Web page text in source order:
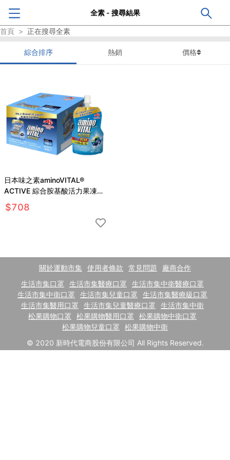
全素 - 搜尋結果
首頁 > 正在搜尋全素
綜合排序 熱銷 價格
日本味之素aminoVITAL®
ACTIVE 綜合胺基酸活力果凍
12包裝 100g*12包
$708
關於運動市集 使用者條款 常見問題
廠商合作
生活市集口罩
生活市集醫療口罩
生活市集中衛醫療口罩
生活市集中衛口罩
生活市集兒童口罩
生活市集醫療級口罩
生活市集醫用口罩
生活市集兒童醫療口罩
生活市集中衛
松果購物口罩
松果購物醫用口罩
松果購物中衛口罩
松果購物兒童口罩
松果購物中衛
© 2020 新時代電商股份有限公司 All Rights Reserved.